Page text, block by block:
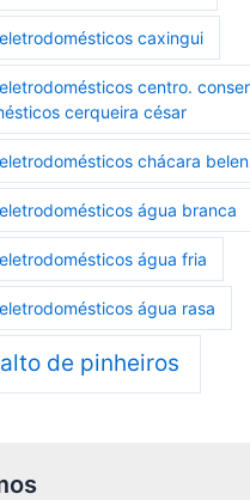
caxingui
centro.
cerqueira césar
chácara
água branca
água fria
água rasa
de pinheiros